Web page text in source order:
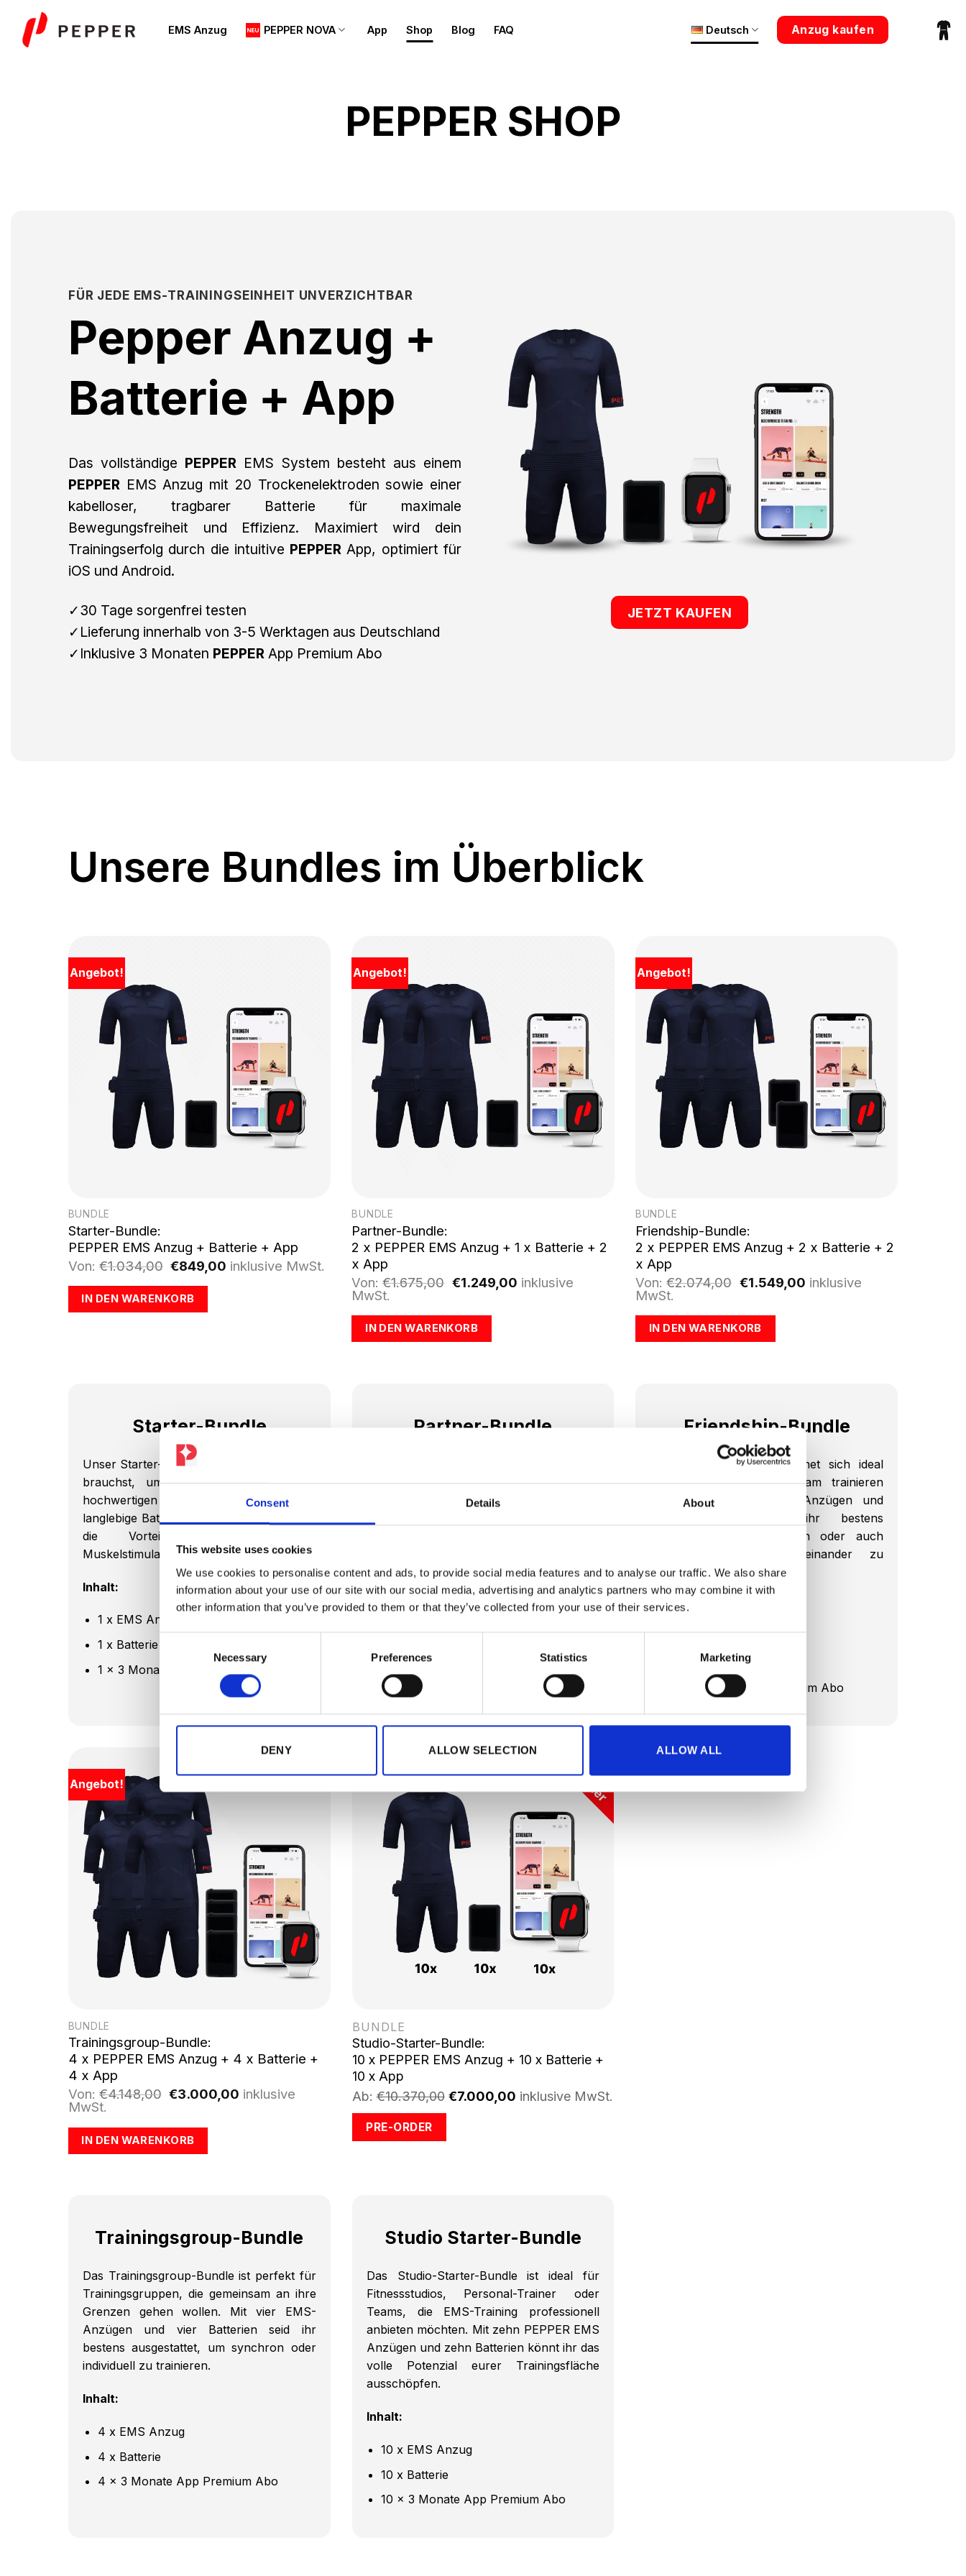
Consent Details About
This website uses cookies
We use cookies to personalise content and ads, to provide social media features and to analyse our traffic. We also share
information about your use of our site with our social media, advertising and analytics partners who may combine it with
other information that you’ve provided to them or that they’ve collected from your use of their services.
Necessary Preferences Statistics Marketing
DENY ALLOW SELECTION ALLOW ALL
Inhalt
springen
EMS Anzug PEPPER NOVA App Shop Blog FAQ Deutsch Anzug kaufen
PEPPER SHOP
FÜR JEDE EMS-TRAININGSEINHEIT UNVERZICHTBAR
Pepper Anzug +
Batterie + App
Das vollständige PEPPER EMS System besteht aus einem
PEPPER EMS Anzug mit 20 Trockenelektroden sowie einer
kabelloser, tragbarer Batterie für maximale
Bewegungsfreiheit und Effizienz. Maximiert wird dein
Trainingserfolg durch die intuitive PEPPER App, optimiert für
iOS und Android.
✓30 Tage sorgenfrei testen
✓Lieferung innerhalb von 3-5 Werktagen aus Deutschland
✓Inklusive 3 Monaten PEPPER App Premium Abo
JETZT KAUFEN
Unsere Bundles im Überblick
Angebot!
BUNDLE
Starter-Bundle:
PEPPER EMS Anzug + Batterie + App
Von: €1.034,00 Ursprünglicher
war:
€1.034,00
€849,00 Aktueller
inklusive MwSt.
IN DEN WARENKORB
Angebot!
BUNDLE
Partner-Bundle:
2 x PEPPER EMS Anzug + 1 x Batterie + 2
x App
Von:€1.675,00 Ursprünglicher
€1.675,00
€1.249,00Aktueller
inklusive
MwSt.
IN DEN WARENKORB
Angebot!
BUNDLE
Friendship-Bundle:
2 x PEPPER EMS Anzug + 2 x Batterie + 2
x App
Von:€2.074,00 Ursprünglicher
€2.074,00
€1.549,00Aktueller
inklusive
MwSt.
IN DEN WARENKORB
Starter-Bundle
Unser Starter-Bundle enthält alles, was du
brauchst, um direkt loszulegen: einen
hochwertigen EMS-Anzug und eine
langlebige Batterie. Perfekt für Jeden, der
die Vorteile der elektrischen
Muskelstimulation entdecken möchten.
Inhalt:
1 x EMS Anzug
1 x Batterie
1 x 3 Monate App Premium Abo
Partner-Bundle
Paare oder Trainingspartner, die
zusammen ihre Fitnessziele erreichen
Trainingseinheiten flexibel gestalten.
Inhalt:
1 x Batterie
2 x 3 Monate App Premium Abo
Friendship-Bundle
Das Friendship-Bundle eignet sich ideal
für Freunde, die gemeinsam trainieren
möchten. Mit zwei EMS-Anzügen und
zwei Batterien seid ihr bestens
ausgestattet, um synchron oder auch
einmal unabhängig voneinander zu
trainieren.
Inhalt:
2 x Batterie
2 x 3 Monate App Premium Abo
Angebot!
BUNDLE
Trainingsgroup-Bundle:
4 x PEPPER EMS Anzug + 4 x Batterie +
4 x App
Von: €4.148,00 Ursprünglicher
€4.148,00
€3.000,00 Aktueller
inklusive
MwSt.
IN DEN WARENKORB
BUNDLE
Studio-Starter-Bundle:
10 x PEPPER EMS Anzug + 10 x Batterie +
10 x App
Ab:€10.370,00 €7.000,00 inklusive MwSt.
PRE-ORDER
Trainingsgroup-Bundle
Das Trainingsgroup-Bundle ist perfekt für
Trainingsgruppen, die gemeinsam an ihre
Grenzen gehen wollen. Mit vier EMS-
Anzügen und vier Batterien seid ihr
bestens ausgestattet, um synchron oder
individuell zu trainieren.
Inhalt:
4 x EMS Anzug
4 x Batterie
4 x 3 Monate App Premium Abo
Studio Starter-Bundle
Das Studio-Starter-Bundle ist ideal für
Fitnessstudios, Personal-Trainer oder
Teams, die EMS-Training professionell
anbieten möchten. Mit zehn PEPPER EMS
Anzügen und zehn Batterien könnt ihr das
volle Potenzial eurer Trainingsfläche
ausschöpfen.
Inhalt:
10 x EMS Anzug
10 x Batterie
10 x 3 Monate App Premium Abo